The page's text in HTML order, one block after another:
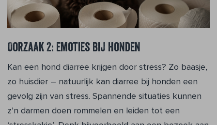
Oorzaak 2: emoties bij honden
Kan een hond diarree krijgen door stress? Zo baasje,
zo huisdier – natuurlijk kan diarree bij honden een
gevolg zijn van stress. Spannende situaties kunnen
z’n darmen doen rommelen en leiden tot een